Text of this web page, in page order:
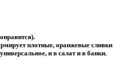
плотные, оранжевые сливки
и в салат и в банки.